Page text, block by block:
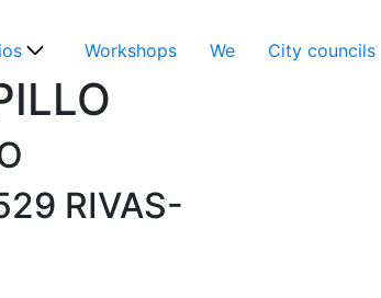
Workshops We City councils
RIVAS-